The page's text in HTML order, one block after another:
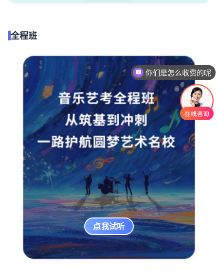
全程班
点我试听
你们是怎么收费的呢
现在有优惠活动吗